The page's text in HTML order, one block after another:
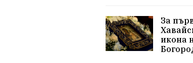
За
икона